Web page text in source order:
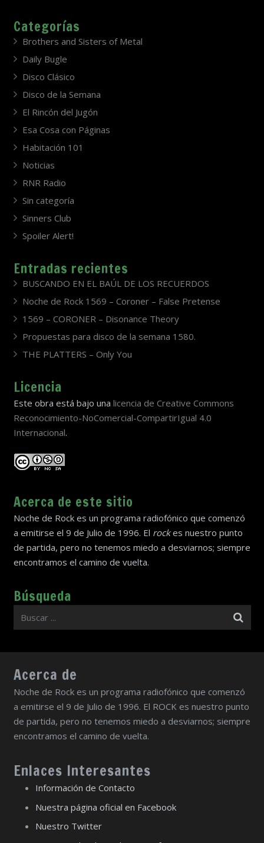
Categorías
Brothers and Sisters of Metal
Daily Bugle
Disco Clásico
Disco de la Semana
El Rincón del Jugón
Esa Cosa con Páginas
Habitación 101
Noticias
RNR Radio
Sin categoría
Sinners Club
Spoiler Alert!
Entradas recientes
BUSCANDO EN EL BAÚL DE LOS RECUERDOS
Noche de Rock 1569 – Coroner – False Pretense
1569 – CORONER – Disonance Theory
Propuestas para disco de la semana 1580.
THE PLATTERS – Only You
Licencia
Este obra está bajo una licencia de Creative Commons
Reconocimiento-NoComercial-CompartirIgual 4.0
Internacional.
Acerca de este sitio
Noche de Rock es un programa radiofónico que comenzó
a emitirse el 9 de Julio de 1996. El rockes nuestro punto
de partida, pero no tenemos miedo a desviarnos; siempre
encontramos el camino de vuelta.
Búsqueda
Acerca de
Noche de Rock es un programa radiofónico que comenzó
a emitirse el 9 de Julio de 1996. El ROCK es nuestro punto
de partida, pero no tenemos miedo a desviarnos; siempre
encontramos el camino de vuelta.
Enlaces Interesantes
Información de Contacto
Nuestra página oficial en Facebook
Nuestro Twitter